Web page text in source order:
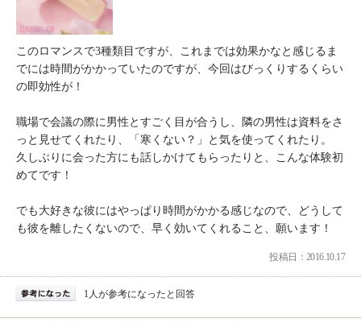
このロマンスで3種類目ですが、これまでは効果かなと感じるま
でには時間がかかっていたのですが、今回はびっくりするくらい
の即効性が！
職場で会議の際に男性とすごく目が合うし、隣の男性は資料をさ
っと見せてくれたり、「寒くない？」と気を使ってくれたり。
久しぶりに会った方にも話しかけてもらったりと、こんな体験初
めてです！
でも大好きな彼にはやっぱり時間がかかる感じなので、どうして
も彼を離したくないので、早く効いてくれること、願います！
投稿日：2016.10.17
1人が参考になったと回答